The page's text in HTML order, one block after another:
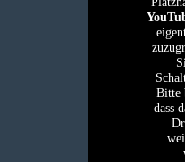
Bitte
dass